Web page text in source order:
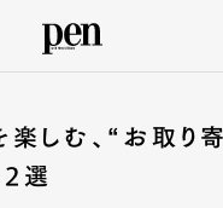
楽しむ、“お取り
2選